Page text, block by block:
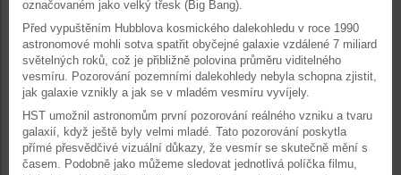
označovaném jako velký třesk (Big Bang).
Před vypuštěním Hubblova kosmického dalekohledu v roce 1990
astronomové mohli sotva spatřit obyčejné galaxie vzdálené 7 miliard
světelných roků, což je přibližně polovina průměru viditelného
vesmíru. Pozorování pozemními dalekohledy nebyla schopna zjistit,
jak galaxie vznikly a jak se v mladém vesmíru vyvíjely.
HST umožnil astronomům první pozorování reálného vzniku a tvaru
galaxií, když ještě byly velmi mladé. Tato pozorování poskytla
přímé přesvědčivé vizuální důkazy, že vesmír se skutečně mění s
časem. Podobně jako můžeme sledovat jednotlivá políčka filmu,